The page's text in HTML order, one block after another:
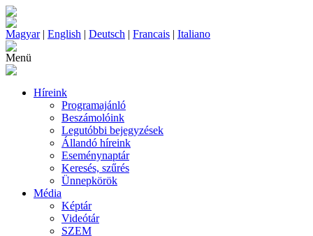
Magyar| English | Deutsch | Francais | Italiano
Menü
Híreink
Programajánló
Beszámolóink
Legutóbbi bejegyzések
Állandó híreink
Eseménynaptár
Keresés, szűrés
Ünnepkörök
Média
Képtár
Videótár
SZEM